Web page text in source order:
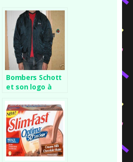
Bombers Schott
et son logo à